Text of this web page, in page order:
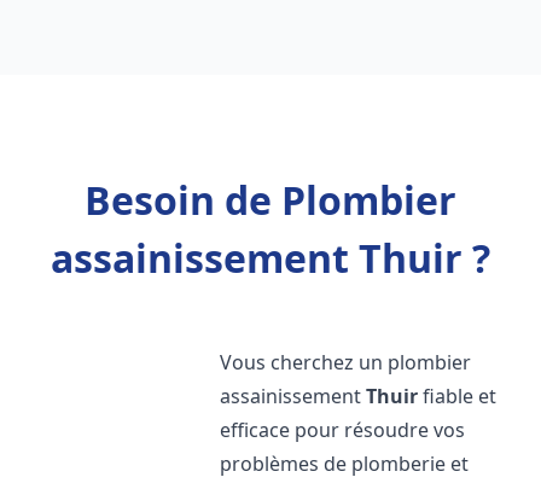
Besoin de Plombier
assainissement Thuir ?
Vous cherchez un plombier
assainissementThuirfiable et
efficace pour résoudre vos
problèmes de plomberie et